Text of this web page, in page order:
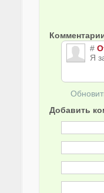
#
Я
Добавить